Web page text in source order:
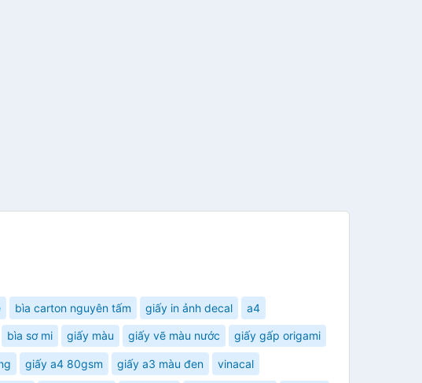
bìa carton nguyên tấm giấy in ảnh decal a4
bìa sơ mi giấy màu giấy vẽ màu nước giấy gấp origami
giấy a4 80gsm giấy a3 màu đen vinacal